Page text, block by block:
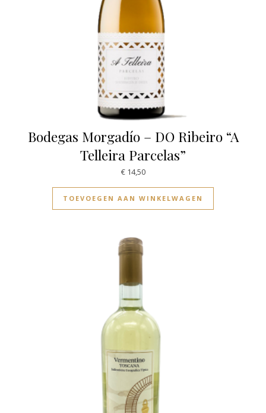
Bodegas Morgadío – DO Ribeiro “A
Telleira Parcelas”
€14,50
TOEVOEGEN AAN WINKELWAGEN